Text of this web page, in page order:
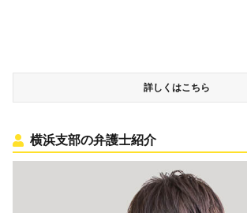
詳しくはこちら
横浜支部の弁護士紹介